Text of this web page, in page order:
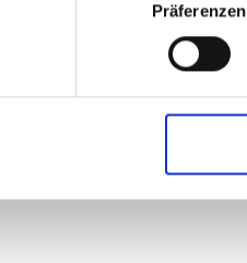
Präferenzen